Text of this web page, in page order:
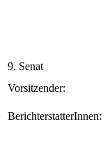
9. Senat
Vorsitzender:
BerichterstatterInnen: